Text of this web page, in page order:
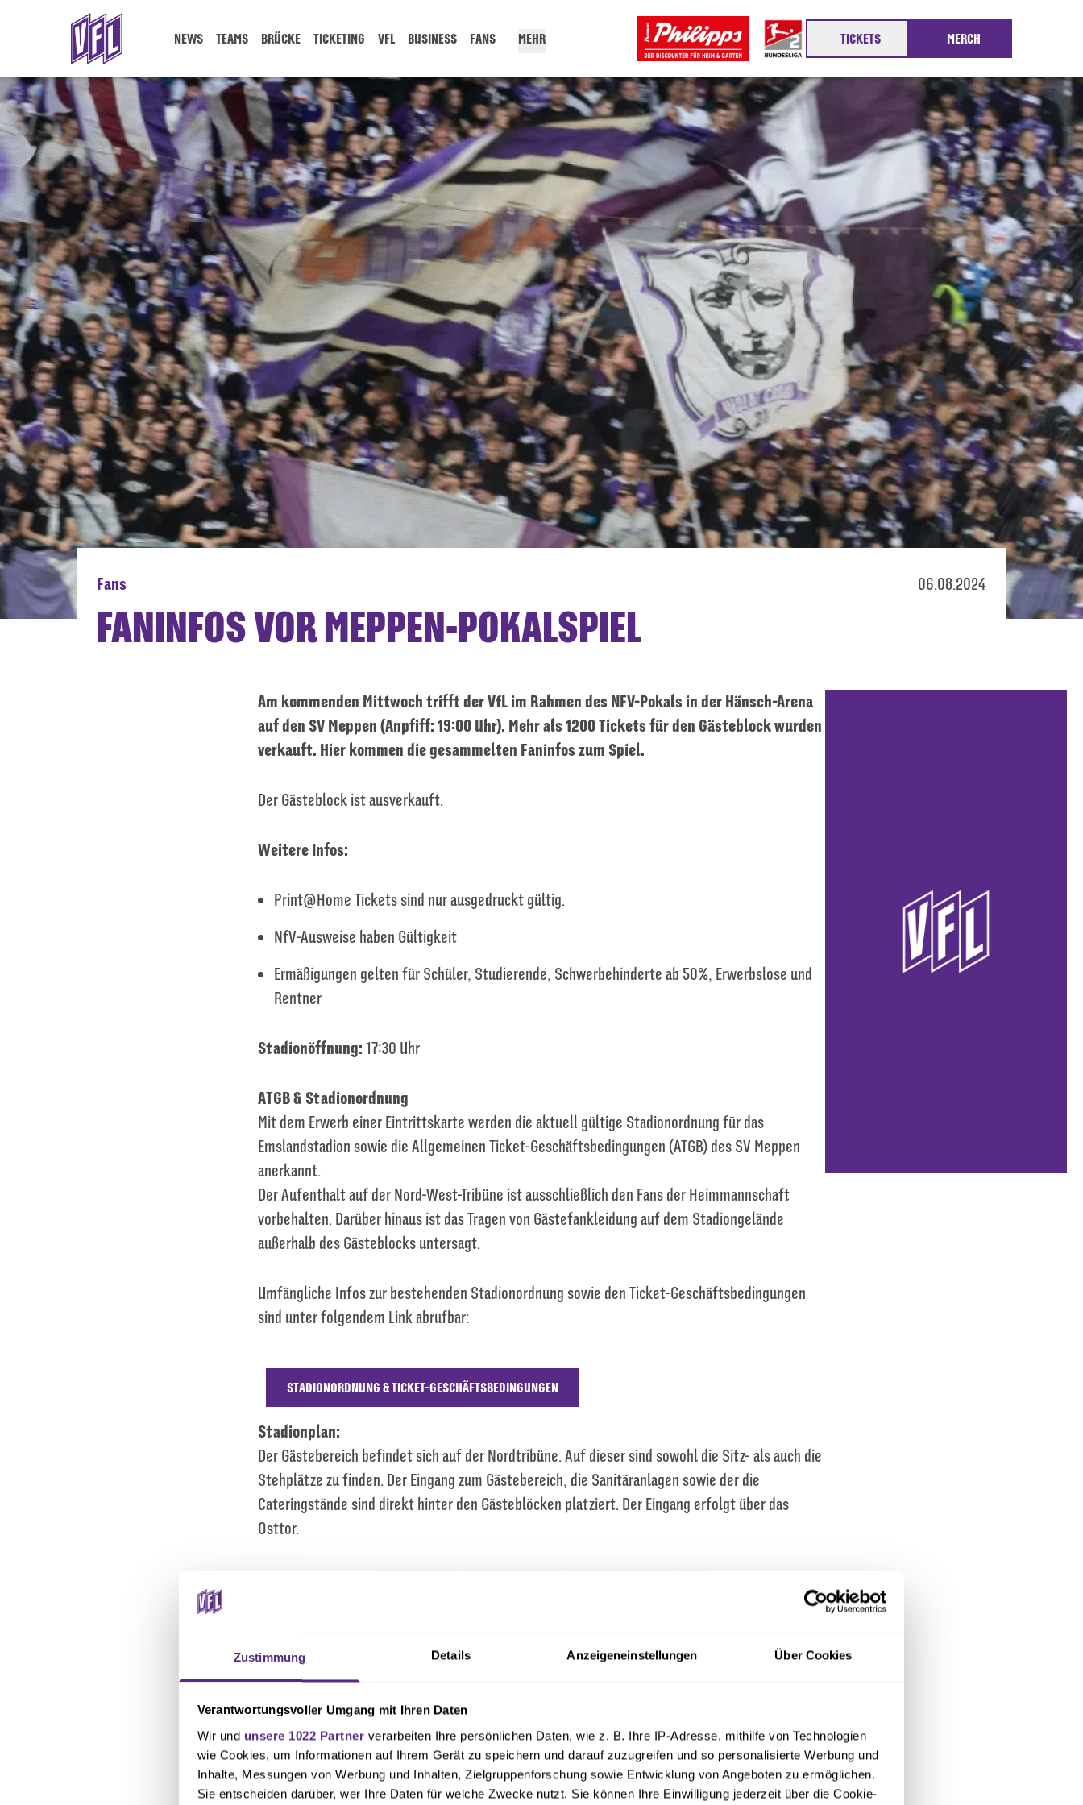
Zustimmung Details Anzeigeneinstellungen Über Cookies
Verantwortungsvoller Umgang mit Ihren Daten
Wir und unsere 1022 Partner verarbeiten Ihre persönlichen Daten, wie z. B. Ihre IP-Adresse, mithilfe von Technologien
wie Cookies, um Informationen auf Ihrem Gerät zu speichern und darauf zuzugreifen und so personalisierte Werbung und
Inhalte, Messungen von Werbung und Inhalten, Zielgruppenforschung sowie Entwicklung von Angeboten zu ermöglichen.
Sie entscheiden darüber, wer Ihre Daten für welche Zwecke nutzt. Sie können Ihre Einwilligung jederzeit über die Cookie-
NEWS TEAMS BRÜCKE TICKETING VFL BUSINESS FANS MEHR TICKETS MERCH
Fans 06.08.2024
FANINFOS VOR MEPPEN-POKALSPIEL
Am kommenden Mittwoch trifft der VfL im Rahmen des NFV-Pokals in der Hänsch-Arena
auf den SV Meppen (Anpfiff: 19:00 Uhr). Mehr als 1200 Tickets für den Gästeblock wurden
verkauft. Hier kommen die gesammelten Faninfos zum Spiel.
Der Gästeblock ist ausverkauft.
Weitere Infos:
Print@Home Tickets sind nur ausgedruckt gültig.
NfV-Ausweise haben Gültigkeit
Ermäßigungen gelten für Schüler, Studierende, Schwerbehinderte ab 50%, Erwerbslose und
Rentner
Stadionöffnung: 17:30 Uhr
ATGB & Stadionordnung
Mit dem Erwerb einer Eintrittskarte werden die aktuell gültige Stadionordnung für das
Emslandstadion sowie die Allgemeinen Ticket-Geschäftsbedingungen (ATGB) des SV Meppen
anerkannt.
Der Aufenthalt auf der Nord-West-Tribüne ist ausschließlich den Fans der Heimmannschaft
vorbehalten. Darüber hinaus ist das Tragen von Gästefankleidung auf dem Stadiongelände
außerhalb des Gästeblocks untersagt.
Umfängliche Infos zur bestehenden Stadionordnung sowie den Ticket-Geschäftsbedingungen
sind unter folgendem Link abrufbar:
STADIONORDNUNG & TICKET-GESCHÄFTSBEDINGUNGEN
Stadionplan:
Der Gästebereich befindet sich auf der Nordtribüne. Auf dieser sind sowohl die Sitz- als auch die
Stehplätze zu finden. Der Eingang zum Gästebereich, die Sanitäranlagen sowie der die
Cateringstände sind direkt hinter den Gästeblöcken platziert. Der Eingang erfolgt über das
Osttor.